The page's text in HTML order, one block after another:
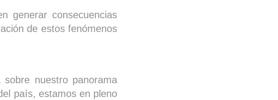
generar consecuencias
de estos fenómenos
sobre nuestro panorama
país, estamos en pleno